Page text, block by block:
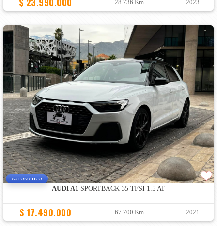
28.736 Km 2023
AUTOMATICO
AUDI A1 SPORTBACK 35 TFSI 1.5 AT
:
$ 17.490.000 67.700 Km 2021